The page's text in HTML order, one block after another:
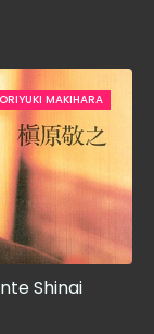
MAKIHARA
Shinai